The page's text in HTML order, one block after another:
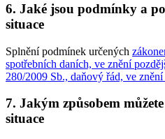
6. Jaké jsou podmínky a
situace
Splnění podmínek určených
spotřebních daních, ve znění
280/2009 Sb., daňový řád, ve
7. Jakým způsobem
situace